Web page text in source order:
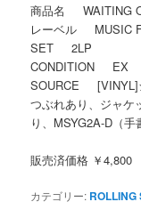
商品名 WAITING
レーベル MUSIC
SET 2LP
CONDITION EX
SOURCE [VINYL]
つぶれあり、ジャケ
り、MSYG2A-D（
販売済価格 ￥4,800
カテゴリー: ROLLING